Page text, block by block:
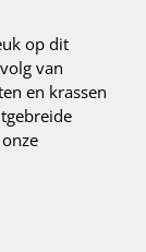
op dit
van
en krassen